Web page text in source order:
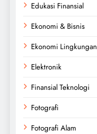
Edukasi Finansial
Ekonomi & Bisnis
Ekonomi Lingkungan
Elektronik
Finansial Teknologi
Fotografi
Fotografi Alam